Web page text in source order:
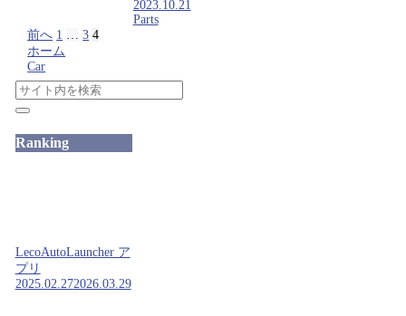
2023.10.21
Parts
前へ 1 … 3 4
ホーム
Car
Ranking
LecoAutoLauncher ア
プリ
2025.02.272026.03.29